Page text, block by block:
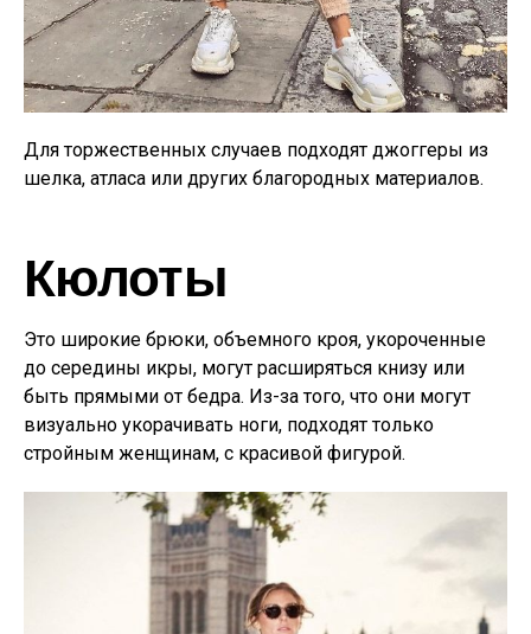
Для торжественных случаев подходят джоггеры из
шелка, атласа или других благородных материалов.
Кюлоты
Это широкие брюки, объемного кроя, укороченные
до середины икры, могут расширяться книзу или
быть прямыми от бедра. Из-за того, что они могут
визуально укорачивать ноги, подходят только
стройным женщинам, с красивой фигурой.